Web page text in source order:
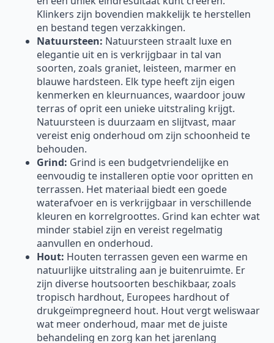
Klinkers zijn bovendien makkelijk te herstellen
en bestand tegen verzakkingen.
Natuursteen: Natuursteen straalt luxe en
elegantie uit en is verkrijgbaar in tal van
soorten, zoals graniet, leisteen, marmer en
blauwe hardsteen. Elk type heeft zijn eigen
kenmerken en kleurnuances, waardoor jouw
terras of oprit een unieke uitstraling krijgt.
Natuursteen is duurzaam en slijtvast, maar
vereist enig onderhoud om zijn schoonheid te
behouden.
Grind: Grind is een budgetvriendelijke en
eenvoudig te installeren optie voor opritten en
terrassen. Het materiaal biedt een goede
waterafvoer en is verkrijgbaar in verschillende
kleuren en korrelgroottes. Grind kan echter wat
minder stabiel zijn en vereist regelmatig
aanvullen en onderhoud.
Hout: Houten terrassen geven een warme en
natuurlijke uitstraling aan je buitenruimte. Er
zijn diverse houtsoorten beschikbaar, zoals
tropisch hardhout, Europees hardhout of
drukgeïmpregneerd hout. Hout vergt weliswaar
wat meer onderhoud, maar met de juiste
behandeling en zorg kan het jarenlang